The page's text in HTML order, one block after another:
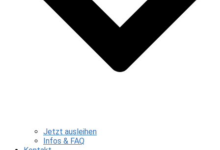
Jetzt ausleihen
Infos & FAQ